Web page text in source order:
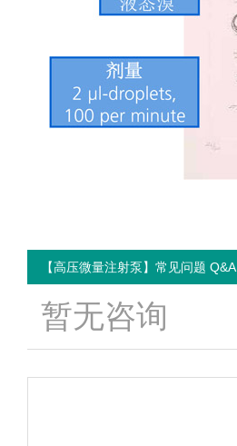
【高压微量注射泵】常见问题 Q&A
暂无咨询